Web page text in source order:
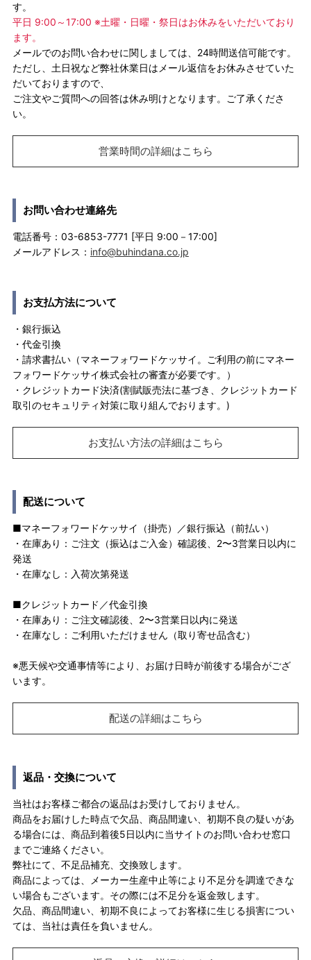
す。
平日 9:00～17:00 ※土曜・日曜・祭日はお休みをいただいており
ます。
メールでのお問い合わせに関しましては、24時間送信可能です。
ただし、土日祝など弊社休業日はメール返信をお休みさせていた
だいておりますので、
ご注文やご質問への回答は休み明けとなります。ご了承くださ
い。
営業時間の詳細はこちら
お問い合わせ連絡先
電話番号：03-6853-7771 [平日 9:00－17:00]
メールアドレス： info@buhindana.co.jp
お支払方法について
・銀行振込
・代金引換
・請求書払い（マネーフォワードケッサイ。ご利用の前にマネー
フォワードケッサイ株式会社の審査が必要です。）
・クレジットカード決済(割賦販売法に基づき、クレジットカード
取引のセキュリティ対策に取り組んでおります。)
お支払い方法の詳細はこちら
配送について
■マネーフォワードケッサイ（掛売）／銀行振込（前払い）
・在庫あり：ご注文（振込はご入金）確認後、2〜3営業日以内に
発送
・在庫なし：入荷次第発送
■クレジットカード／代金引換
・在庫あり：ご注文確認後、2〜3営業日以内に発送
・在庫なし：ご利用いただけません（取り寄せ品含む）
※悪天候や交通事情等により、お届け日時が前後する場合がござ
います。
配送の詳細はこちら
返品・交換について
当社はお客様ご都合の返品はお受けしておりません。
商品をお届けした時点で欠品、商品間違い、初期不良の疑いがあ
る場合には、商品到着後5日以内に当サイトのお問い合わせ窓口
までご連絡ください。
弊社にて、不足品補充、交換致します。
商品によっては、メーカー生産中止等により不足分を調達できな
い場合もございます。その際には不足分を返金致します。
欠品、商品間違い、初期不良によってお客様に生じる損害につい
ては、当社は責任を負いません。